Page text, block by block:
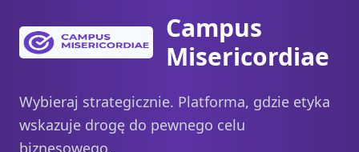
Campus
Misericordiae
Wybieraj strategicznie. Platforma, gdzie etyka
wskazuje drogę do pewnego celu
biznesowego.